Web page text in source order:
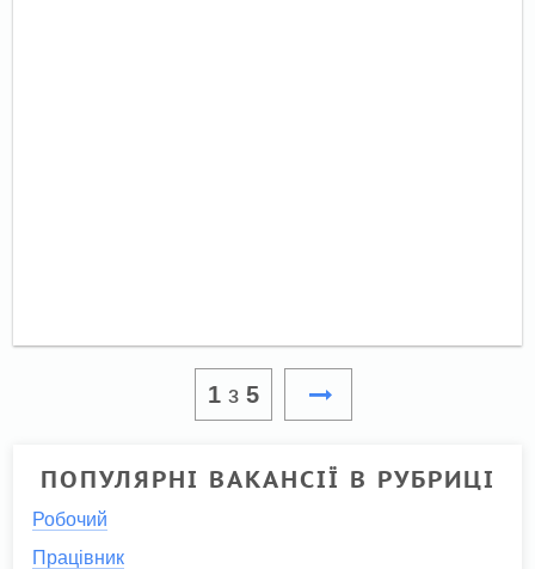
1 з 5
ПОПУЛЯРНІ ВАКАНСІЇ В РУБРИЦІ
Робочий
Працівник